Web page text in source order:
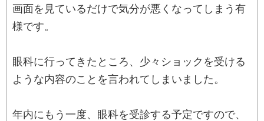
画面を見ているだけで気分が悪くなってしまう有
様です。
眼科に行ってきたところ、少々ショックを受ける
ような内容のことを言われてしまいました。
年内にもう一度、眼科を受診する予定ですので、